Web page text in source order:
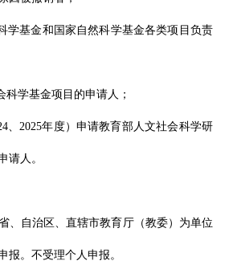
学基金和国家自然科学基金各类项目负责
科学基金项目的申请人；
、2025年度）申请教育部人文社会科学研
请人。
自治区、直辖市教育厅（教委）为单位
报。不受理个人申报。